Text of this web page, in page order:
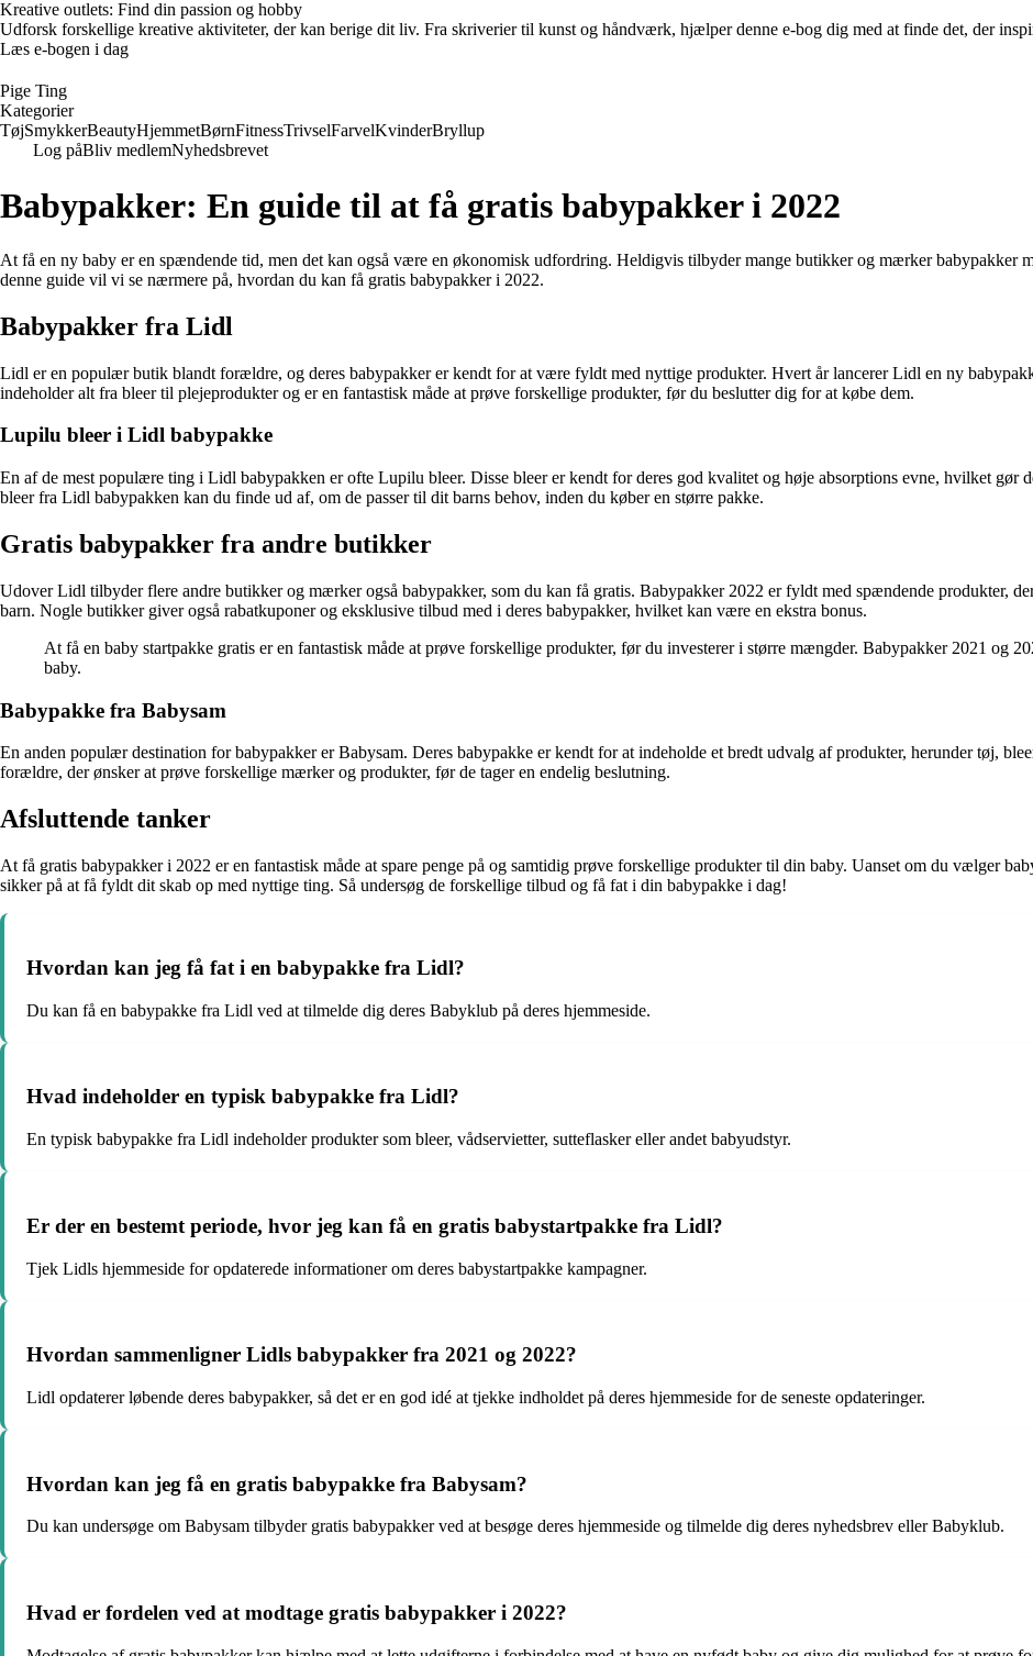
Kreative outlets: Find din passion og hobby
Udforsk forskellige kreative aktiviteter, der kan berige dit liv. Fra skriverier til kunst og håndværk, hjælper denne e-bog dig med at finde det, der
Læs e-bogen i dag
Pige Ting
Kategorier
TøjSmykkerBeautyHjemmetBørnFitnessTrivselFarvelKvinderBryllup
Log påBliv medlemNyhedsbrevet
Babypakker: En guide til at få gratis babypakker i 2022
At få en ny baby er en spændende tid, men det kan også være en økonomisk udfordring. Heldigvis tilbyder mange butikker og mærker babypakker
denne guide vil vi se nærmere på, hvordan du kan få gratis babypakker i 2022.
Babypakker fra Lidl
Lidl er en populær butik blandt forældre, og deres babypakker er kendt for at være fyldt med nyttige produkter. Hvert år lancerer Lidl en ny
indeholder alt fra bleer til plejeprodukter og er en fantastisk måde at prøve forskellige produkter, før du beslutter dig for at købe dem.
Lupilu bleer i Lidl babypakke
En af de mest populære ting i Lidl babypakken er ofte Lupilu bleer. Disse bleer er kendt for deres god kvalitet og høje absorptions evne, hvilket
bleer fra Lidl babypakken kan du finde ud af, om de passer til dit barns behov, inden du køber en større pakke.
Gratis babypakker fra andre butikker
Udover Lidl tilbyder flere andre butikker og mærker også babypakker, som du kan få gratis. Babypakker 2022 er fyldt med spændende produkter,
barn. Nogle butikker giver også rabatkuponer og eksklusive tilbud med i deres babypakker, hvilket kan være en ekstra bonus.
At få en baby startpakke gratis er en fantastisk måde at prøve forskellige produkter, før du investerer i større mængder. Babypakker 2021 og
baby.
Babypakke fra Babysam
En anden populær destination for babypakker er Babysam. Deres babypakke er kendt for at indeholde et bredt udvalg af produkter, herunder tøj,
forældre, der ønsker at prøve forskellige mærker og produkter, før de tager en endelig beslutning.
Afsluttende tanker
At få gratis babypakker i 2022 er en fantastisk måde at spare penge på og samtidig prøve forskellige produkter til din baby. Uanset om du vælger
sikker på at få fyldt dit skab op med nyttige ting. Så undersøg de forskellige tilbud og få fat i din babypakke i dag!
Hvordan kan jeg få fat i en babypakke fra Lidl?
Du kan få en babypakke fra Lidl ved at tilmelde dig deres Babyklub på deres hjemmeside.
Hvad indeholder en typisk babypakke fra Lidl?
En typisk babypakke fra Lidl indeholder produkter som bleer, vådservietter, sutteflasker eller andet babyudstyr.
Er der en bestemt periode, hvor jeg kan få en gratis babystartpakke fra Lidl?
Tjek Lidls hjemmeside for opdaterede informationer om deres babystartpakke kampagner.
Hvordan sammenligner Lidls babypakker fra 2021 og 2022?
Lidl opdaterer løbende deres babypakker, så det er en god idé at tjekke indholdet på deres hjemmeside for de seneste opdateringer.
Hvordan kan jeg få en gratis babypakke fra Babysam?
Du kan undersøge om Babysam tilbyder gratis babypakker ved at besøge deres hjemmeside og tilmelde dig deres nyhedsbrev eller Babyklub.
Hvad er fordelen ved at modtage gratis babypakker i 2022?